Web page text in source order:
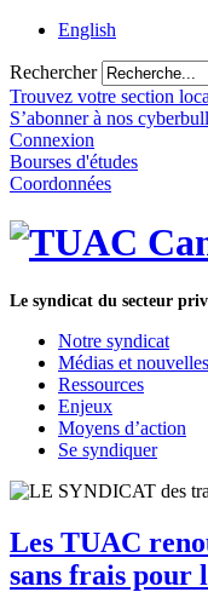
English
Rechercher
Trouvez votre section
S’abonner à nos
Connexion
Bourses d'études
Coordonnées
Le syndicat du secteur
Notre syndicat
Médias et nouvelles
Ressources
Enjeux
Moyens d’action
Se syndiquer
Les TUAC
sans frais pour